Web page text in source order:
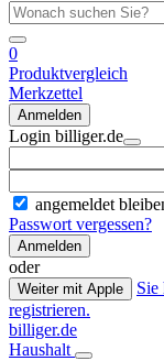
0
Produktvergleich
Merkzettel
Anmelden
Login billiger.de
angemeldet
Passwort vergessen?
Anmelden
oder
Weiter mit Apple
Sie
registrieren.
billiger.de
Haushalt